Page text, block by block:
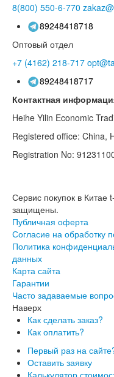
8(800) 550-6-770
89248418718
Оптовый отдел
+7 (4162) 218-717
89248418717
Контактная
Heihe Yilin Economic
Registered office: China,
Registration No:
Сервис покупок в Китае
защищены.
Публичная оферта
Согласие на обработку
Политика
данных
Карта сайта
Гарантии
Часто задаваемые
Наверх
Как сделать заказ?
Как оплатить?
Первый раз на
Оставить заявку
Калькулятор